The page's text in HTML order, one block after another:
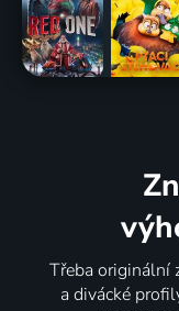
Třeba originální
a divácké